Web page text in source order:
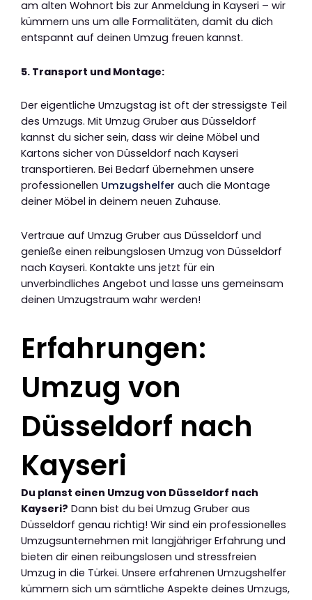
am alten Wohnort bis zur Anmeldung in Kayseri – wir
kümmern uns um alle Formalitäten, damit du dich
entspannt auf deinen Umzug freuen kannst.
5. Transport und Montage:
Der eigentliche Umzugstag ist oft der stressigste Teil
des Umzugs. Mit Umzug Gruber aus Düsseldorf
kannst du sicher sein, dass wir deine Möbel und
Kartons sicher von Düsseldorf nach Kayseri
transportieren. Bei Bedarf übernehmen unsere
professionellen Umzugshelfer auch die Montage
deiner Möbel in deinem neuen Zuhause.
Vertraue auf Umzug Gruber aus Düsseldorf und
genieße einen reibungslosen Umzug von Düsseldorf
nach Kayseri. Kontakte uns jetzt für ein
unverbindliches Angebot und lasse uns gemeinsam
deinen Umzugstraum wahr werden!
Erfahrungen:
Umzug von
Düsseldorf nach
Kayseri
Du planst einen Umzug von Düsseldorf nach
Kayseri? Dann bist du bei Umzug Gruber aus
Düsseldorf genau richtig! Wir sind ein professionelles
Umzugsunternehmen mit langjähriger Erfahrung und
bieten dir einen reibungslosen und stressfreien
Umzug in die Türkei. Unsere erfahrenen Umzugshelfer
kümmern sich um sämtliche Aspekte deines Umzugs,